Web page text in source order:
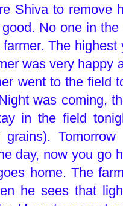
Shiva to remove
No one in
The
was very happy
went to the field
was coming,
in the field
grains).
day, now you go
home. The
he sees that